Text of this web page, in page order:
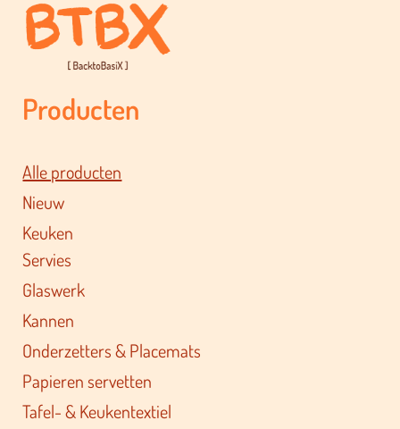
Producten
Alle producten
Nieuw
Keuken
Servies
Glaswerk
Kannen
Onderzetters & Placemats
Papieren servetten
Tafel- & Keukentextiel